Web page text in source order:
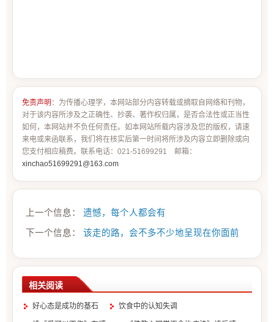
免责声明 ：为传播心理学，本网站部分内容转载或摘取自网络和刊物，
对于该内容所涉及之正确性、抄袭、著作权归属，是否合法性或正当性
如何，本网站并不负任何责任。如本网站所载内容涉及您的版权，请速
来电或来函联系，我们将在核实后第一时间将所涉及内容立即删除或向
您支付相应稿费。联系电话：021-51699291 邮箱：
xinchao51699291@163.com
上一个信息： 遗憾，每个人都会有
下一个信息： 该走的路，会不多不少地呈现在你面前
相关阅读
好心态是成功的基石 饮食中的认知失调